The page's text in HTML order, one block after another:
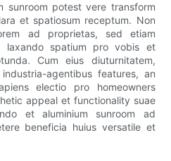
sunroom potest vere transform
et spatiosum receptum. Non
ad proprietas, sed etiam
laxando spatium pro vobis et
Cum eius diuturnitatem,
agentibus features, an
electio pro homeowners
appeal et functionality suae
et aluminium sunroom ad
beneficia huius versatile et